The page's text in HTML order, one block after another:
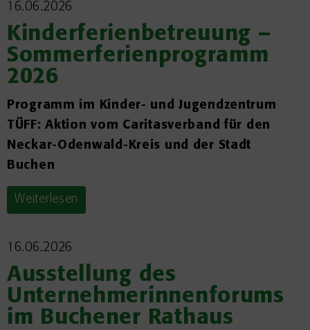
16.06.2026
Kinderferienbetreuung –
Sommerferienprogramm
2026
Programm im Kinder- und Jugendzentrum
TÜFF: Aktion vom Caritasverband für den
Neckar-Odenwald-Kreis und der Stadt
Buchen
Weiterlesen
16.06.2026
Ausstellung des
Unternehmerinnenforums
im Buchener Rathaus